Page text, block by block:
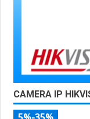
CAMERA IP